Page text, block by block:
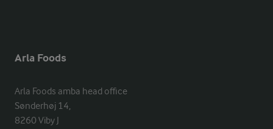
Arla Foods
Arla Foods amba head office
Sønderhøj 14,
8260 Viby J